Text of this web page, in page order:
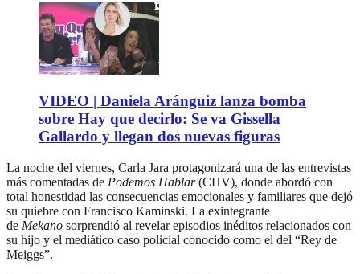
VIDEO | Daniela Aránguiz lanza bomba
sobre Hay que decirlo: Se va Gissella
Gallardo y llegan dos nuevas figuras
La noche del viernes, Carla Jara protagonizará una de las entrevistas
más comentadas de Podemos Hablar(CHV), donde abordó con
total honestidad las consecuencias emocionales y familiares que dejó
su quiebre con Francisco Kaminski. La exintegrante
de Mekano sorprendió al revelar episodios inéditos relacionados con
su hijo y el mediático caso policial conocido como el del “Rey de
Meiggs”.